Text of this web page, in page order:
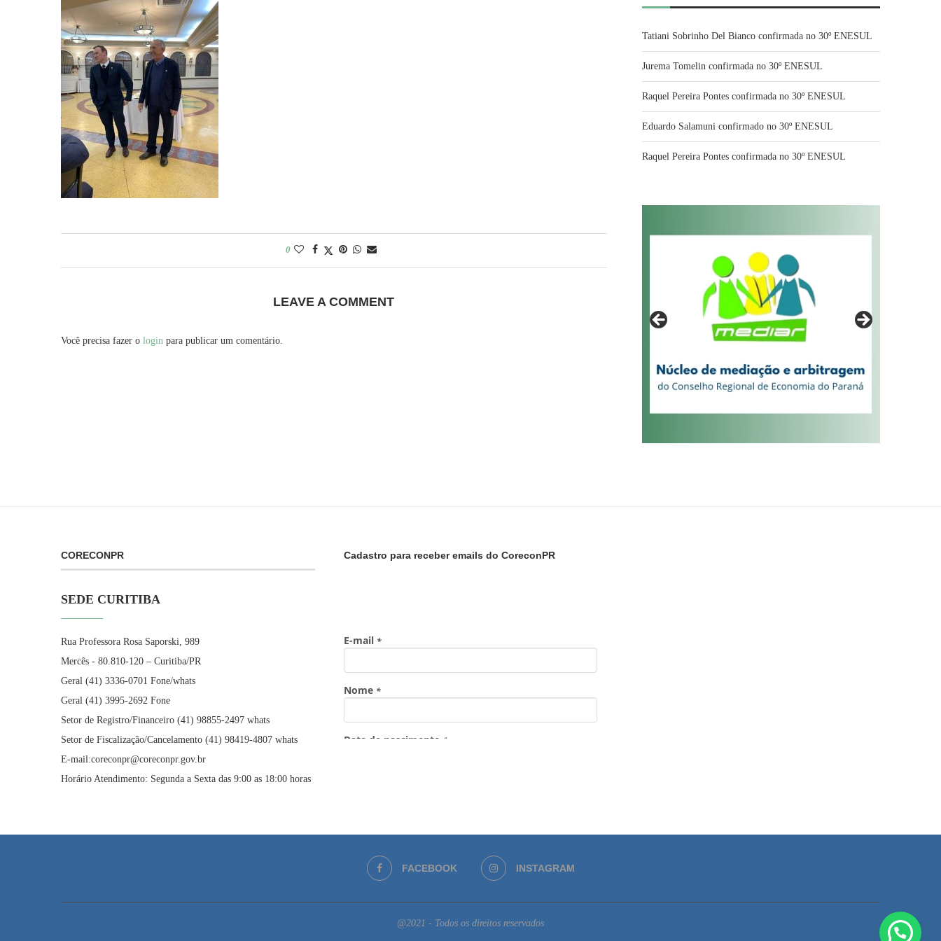
0
LEAVE A COMMENT
Você precisa fazer o login para publicar um comentário.
Tatiani Sobrinho Del Bianco confirmada no 30º ENESUL
Jurema Tomelin confirmada no 30º ENESUL
Raquel Pereira Pontes confirmada no 30º ENESUL
Eduardo Salamuni confirmado no 30º ENESUL
Raquel Pereira Pontes confirmada no 30º ENESUL
CORECONPR
SEDE CURITIBA
Rua Professora Rosa Saporski, 989
Mercês - 80.810-120 – Curitiba/PR
Geral (41) 3336-0701 Fone/whats
Geral (41) 3995-2692 Fone
Setor de Registro/Financeiro (41) 98855-2497 whats
Setor de Fiscalização/Cancelamento (41) 98419-4807 whats
E-mail:coreconpr@coreconpr.gov.br
Horário Atendimento: Segunda a Sexta das 9:00 as 18:00 horas
Cadastro para receber emails do CoreconPR
FACEBOOK INSTAGRAM
@2021 - Todos os direitos reservados